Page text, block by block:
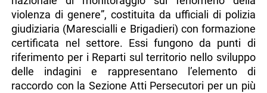
violenza di genere”, costituita da ufficiali di polizia
giudiziaria (Marescialli e Brigadieri) con formazione
certificata nel settore. Essi fungono da punti di
riferimento per i Reparti sul territorio nello sviluppo
delle indagini e rappresentano l’elemento di
raccordo con la Sezione Atti Persecutori per un più